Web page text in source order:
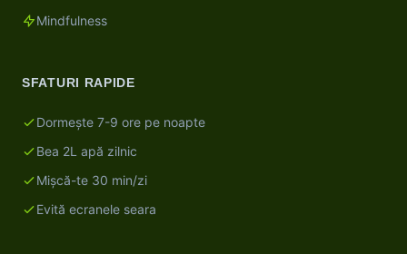
Mindfulness
SFATURI RAPIDE
Dormește 7-9 ore pe noapte
Bea 2L apă zilnic
Mișcă-te 30 min/zi
Evită ecranele seara